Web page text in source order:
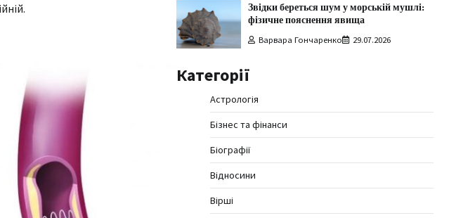
Звідки береться шум у морській мушлі:
фізичне пояснення явища
Варвара Гончаренко 29.07.2026
Категорії
Астрологія
Бізнес та фінанси
Біографії
Відносини
Вірші